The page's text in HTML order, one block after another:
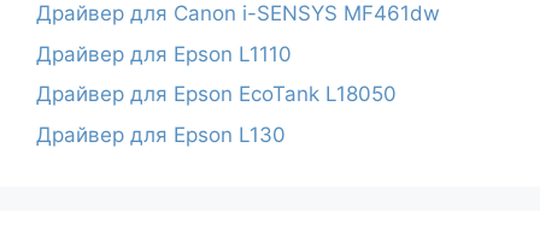
Драйвер для Canon i-SENSYS MF461dw
Драйвер для Epson L1110
Драйвер для Epson EcoTank L18050
Драйвер для Epson L130